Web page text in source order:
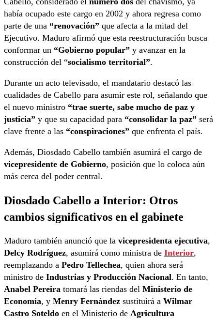
había ocupado este cargo en 2002 y ahora regresa como
parte de una “renovación” que afecta a la mitad del
Ejecutivo. Maduro afirmó que esta reestructuración busca
conformar un “Gobierno popular” y avanzar en la
construcción del “socialismo territorial”.
Durante un acto televisado, el mandatario destacó las
cualidades de Cabello para asumir este rol, señalando que
el nuevo ministro “trae suerte, sabe mucho de paz y
justicia” y que su capacidad para “consolidar la paz” será
clave frente a las “conspiraciones” que enfrenta el país.
Además, Diosdado Cabello también asumirá el cargo de
vicepresidente de Gobierno, posición que lo coloca aún
más cerca del poder central.
Diosdado Cabello a Interior: Otros
cambios significativos en el gabinete
Maduro también anunció que la vicepresidenta ejecutiva,
Delcy Rodríguez, asumirá como ministra de Interior,
reemplazando a Pedro Tellechea, quien ahora será
ministro de Industrias y Producción Nacional. En tanto,
Anabel Pereira tomará las riendas del Ministerio de
Economía, y Menry Fernández sustituirá a Wilmar
Castro Soteldo en el Ministerio de Agricultura